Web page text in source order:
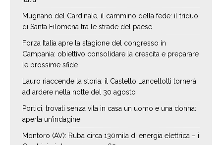
Mugnano del Cardinale, il cammino della fede: il triduo
di Santa Filomena tra le strade del paese
Forza Italia apre la stagione del congresso in
Campania: obiettivo consolidare la crescita e preparare
le prossime sfide
Lauro riaccende la storia: il Castello Lancellotti tornerà
ad ardere nella notte del 30 agosto
Portici, trovati senza vita in casa un uomo e una donna:
aperta un’indagine
Montoro (AV): Ruba circa 130mila di energia elettrica – i